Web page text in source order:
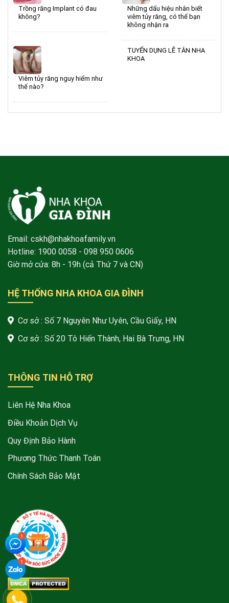
Trồng răng Implant có đau
không?
Những dấu hiệu nhân biết
viêm tủy răng, có thể bạn
không nhận ra
Viêm tủy răng nguy hiểm như
thế nào?
TUYỂN DỤNG LỄ TÂN NHA
KHOA
Email: cskh@nhakhoafamily.vn
Hotline: 1900 0058 - 098 950 0606
Giờ mở cửa: 8h - 19h (cả Thứ 7 và CN)
HỆ THỐNG NHA KHOA GIA ĐÌNH
Cơ sở : Số 7 Nguyên Như Uyên, Cầu Giấy, HN
Cơ sở : Số 20 Tô Hiến Thành, Hai Bà Trưng, HN
THÔNG TIN HỖ TRỢ
Liên Hệ Nha Khoa
Điều Khoản Dịch Vụ
Quy Định Bảo Hành
Phương Thức Thanh Toán
Chính Sách Bảo Mật